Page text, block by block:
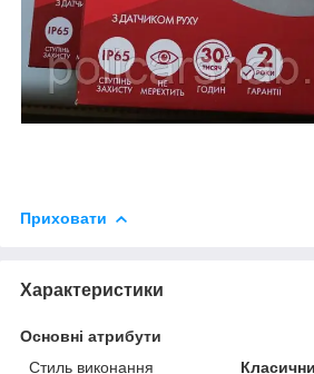
Приховати
Характеристики
Основні атрибути
Стиль виконання